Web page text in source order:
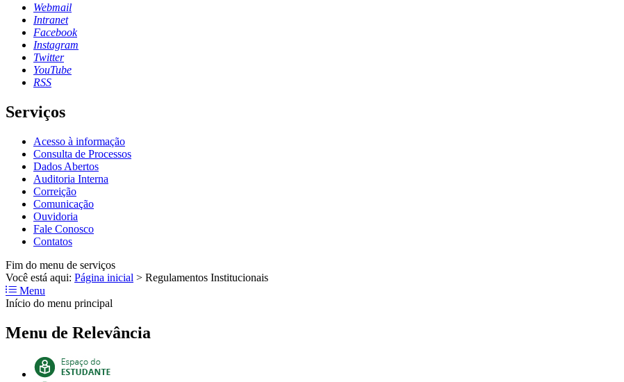
Webmail
Intranet
Facebook
Instagram
Twitter
YouTube
RSS
Serviços
Acesso à informação
Consulta de Processos
Dados Abertos
Auditoria Interna
Correição
Comunicação
Ouvidoria
Fale Conosco
Contatos
Fim do menu de serviços
Você está aqui: Página inicial > Regulamentos Institucionais
Menu
Início do menu principal
Menu de Relevância